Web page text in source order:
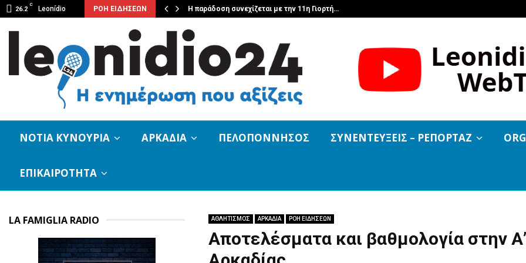
26.2
C
Leonídio ΡΟΗ ΕΙΔΗΣΕΩΝ
του Σωτήρος… Η παράδοση συνεχίζεται με την 11η Γιορτή…
ΝΟΤΙΑ ΚΥΝΟΥΡΙΑ ΑΡΚΑΔΙΑ ΠΕΛΟΠΟΝΝΗΣΟΣ ΣΥΝΕΝΤΕΥΞΕΙΣ – ΡΕΠΟΡΤΑΖ
ΕΠΙΚΑΙΡΟΤΗΤΑ
ΑΘΛΗΤΙΣΜΟΣ ΑΡΚΑΔΙΑ ΡΟΗ ΕΙΔΗΣΕΩΝ
Αποτελέσματα και βαθμολογία στην Α’
LA FAMIGLIA RADIO